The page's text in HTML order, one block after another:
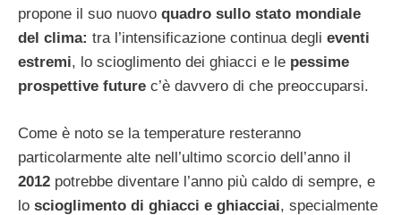
propone il suo nuovo quadro sullo stato mondiale
del clima: tra l’intensificazione continua degli eventi
estremi, lo scioglimento dei ghiacci e le pessime
prospettive future c’è davvero di che preoccuparsi.
Come è noto se la temperature resteranno
particolarmente alte nell’ultimo scorcio dell’anno il
2012 potrebbe diventare l’anno più caldo di sempre, e
lo scioglimento di ghiacci e ghiacciai, specialmente